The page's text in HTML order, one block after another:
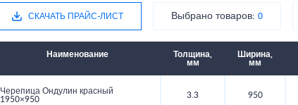
СКАЧАТЬ ПРАЙС-ЛИСТ Выбрано товаров: 0
Наименование
Толщина,
мм
Ширина,
мм
Черепица Ондулин красный
1950×950
3.3 950